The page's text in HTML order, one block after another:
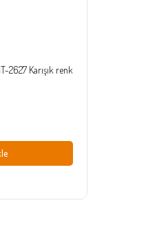
2627 Karışık renk